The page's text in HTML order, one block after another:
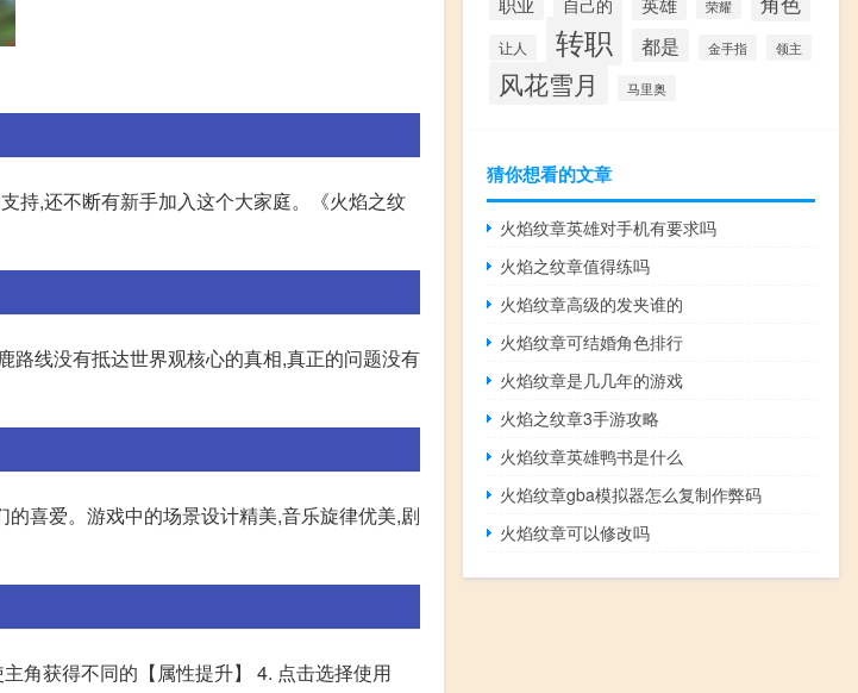
持,还不断有新手加入这个大家庭。《火焰之纹
路线没有抵达世界观核心的真相,真正的问题没有
喜爱。游戏中的场景设计精美,音乐旋律优美,剧
角获得不同的【属性提升】 4. 点击选择使用
自己的 荣耀
让人 转职 都是 金手指 领主
风花雪月 马里奥
猜你想看的文章
火焰纹章英雄对手机有要求吗
火焰之纹章值得练吗
火焰纹章高级的发夹谁的
火焰纹章可结婚角色排行
火焰纹章是几几年的游戏
火焰之纹章3手游攻略
火焰纹章英雄鸭书是什么
火焰纹章gba模拟器怎么复制作弊码
火焰纹章可以修改吗